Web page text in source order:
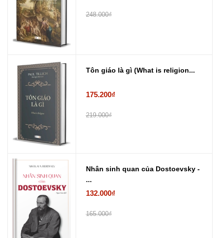
248.000₫
Tôn giáo là gì (What is religion...
175.200₫
219.000₫
Nhân sinh quan của Dostoevsky -
...
132.000₫
165.000₫